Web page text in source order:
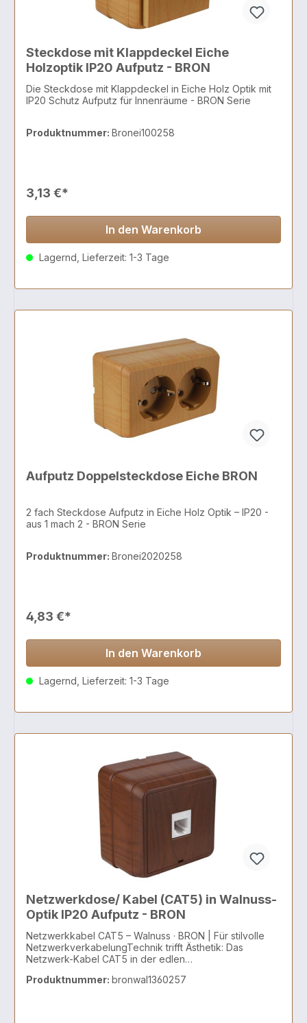
Steckdose mit Klappdeckel Eiche
Holzoptik IP20 Aufputz - BRON
Die Steckdose mit Klappdeckel in Eiche Holz Optik mit
IP20 Schutz Aufputz für Innenräume - BRON Serie
Produktnummer: Bronei100258
3,13 €*
In den Warenkorb
Lagernd, Lieferzeit: 1-3 Tage
Aufputz Doppelsteckdose Eiche BRON
2 fach Steckdose Aufputz in Eiche Holz Optik – IP20 -
aus 1 mach 2 - BRON Serie
Produktnummer: Bronei2020258
4,83 €*
In den Warenkorb
Lagernd, Lieferzeit: 1-3 Tage
Netzwerkdose/ Kabel (CAT5) in Walnuss-
Optik IP20 Aufputz - BRON
Netzwerkkabel CAT5 – Walnuss · BRON | Für stilvolle
NetzwerkverkabelungTechnik trifft Ästhetik: Das
Netzwerk-Kabel CAT5 in der edlen
Datenübertragung bei gleichzeitig wohnlicher Optik.
Produktnummer: bronwal1360257